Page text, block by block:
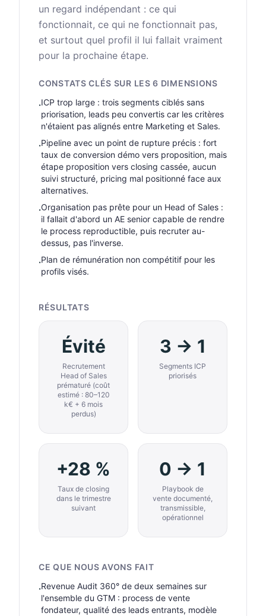
un regard indépendant : ce qui
fonctionnait, ce qui ne fonctionnait pas,
et surtout quel profil il lui fallait vraiment
pour la prochaine étape.
CONSTATS CLÉS SUR LES 6 DIMENSIONS
·ICP trop large : trois segments ciblés sans
priorisation, leads peu convertis car les critères
n'étaient pas alignés entre Marketing et Sales.
·Pipeline avec un point de rupture précis : fort
taux de conversion démo vers proposition, mais
étape proposition vers closing cassée, aucun
suivi structuré, pricing mal positionné face aux
alternatives.
·Organisation pas prête pour un Head of Sales :
il fallait d'abord un AE senior capable de rendre
le process reproductible, puis recruter au-
dessus, pas l'inverse.
·Plan de rémunération non compétitif pour les
profils visés.
RÉSULTATS
Évité
Recrutement
Head of Sales
prématuré (coût
estimé : 80–120
k€ + 6 mois
perdus)
3 → 1
Segments ICP
priorisés
+28 %
Taux de closing
dans le trimestre
suivant
0 → 1
Playbook de
vente documenté,
transmissible,
opérationnel
CE QUE NOUS AVONS FAIT
·Revenue Audit 360° de deux semaines sur
l'ensemble du GTM : process de vente
fondateur, qualité des leads entrants, modèle